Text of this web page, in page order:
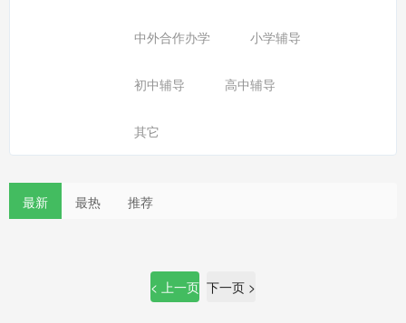
中外合作办学 小学辅导
初中辅导 高中辅导
其它
最新 最热 推荐
< 上一页 下一页 >